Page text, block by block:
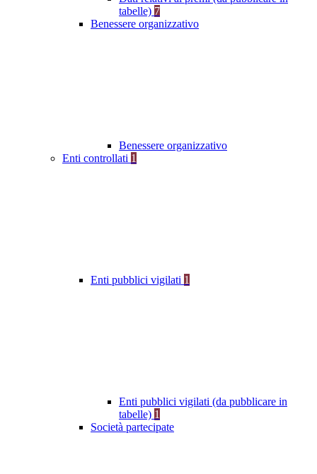
tabelle) 7
Benessere organizzativo
Benessere organizzativo
Enti controllati 1
Enti pubblici vigilati 1
Enti pubblici vigilati (da pubblicare in
tabelle) 1
Società partecipate